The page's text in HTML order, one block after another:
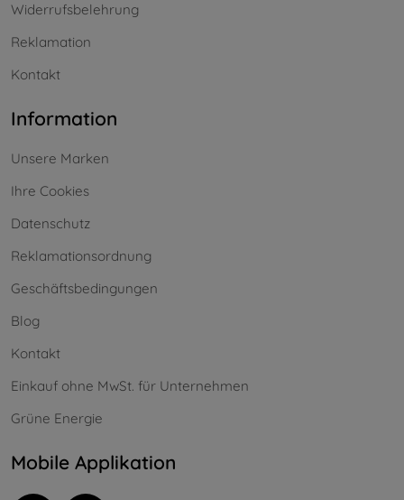
Widerrufsbelehrung
Reklamation
Kontakt
Information
Unsere Marken
Ihre Cookies
Datenschutz
Reklamationsordnung
Geschäftsbedingungen
Blog
Kontakt
Einkauf ohne MwSt. für Unternehmen
Grüne Energie
Mobile Applikation